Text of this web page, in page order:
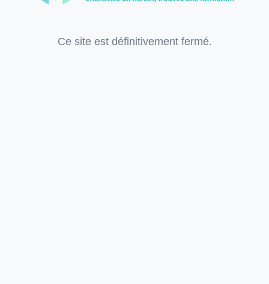
Ce site est définitivement fermé.